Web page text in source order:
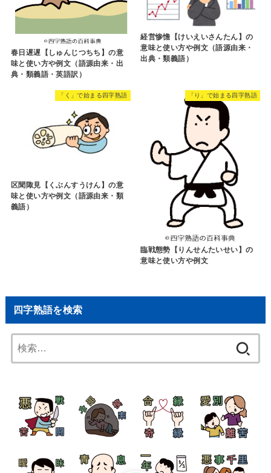
春日遅遅【しゅんじつちち】の意
味と使い方や例文（語源由来・出
典・類義語・英語訳）
経営惨憺【けいえいさんたん】の
意味と使い方や例文（語源由来・
出典・類義語）
「く」で始まる四字熟語
区聞陬見【くぶんすうけん】の意
味と使い方や例文（語源由来・類
義語）
「り」で始まる四字熟語
臨戦態勢【りんせんたいせい】の
意味と使い方や例文
四字熟語を検索
索: